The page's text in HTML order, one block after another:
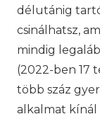
délutánig
csinálhatsz,
mindig
(2022-ben 17
több száz
alkalmat kínál